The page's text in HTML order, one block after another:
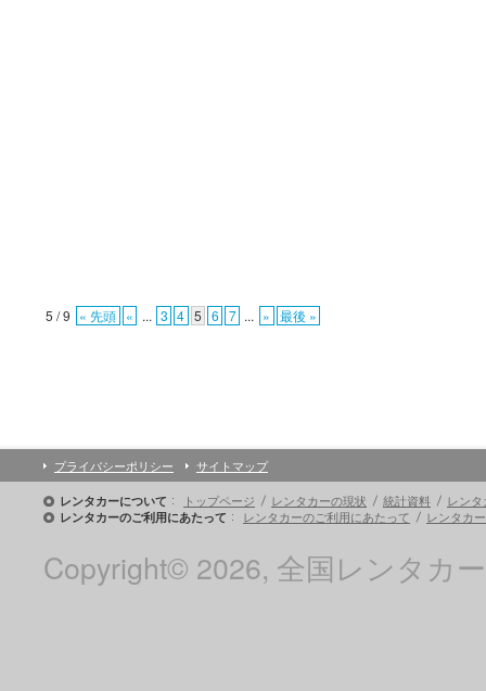
5 / 9 « 先頭 « ... 3 4 5 6 7 ... » 最後 »
プライバシーポリシー サイトマップ
レンタカーについて トップページ レンタカーの現状 統計資料 レン
レンタカーのご利用にあたって レンタカーのご利用にあたって レンタカ
Copyright© 2026, 全国レンタカ